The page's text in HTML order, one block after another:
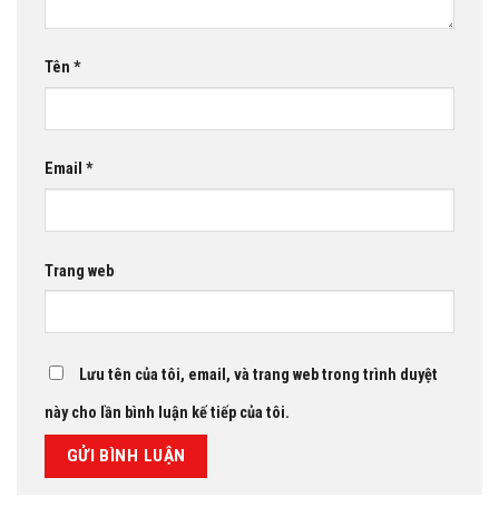
Tên *
Email *
Trang web
Lưu tên của tôi, email, và trang web trong trình duyệt
này cho lần bình luận kế tiếp của tôi.